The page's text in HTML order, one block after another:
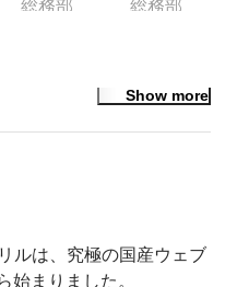
総務部 総務部
Show more
ルは、究極の国産ウェブ
始まりました。